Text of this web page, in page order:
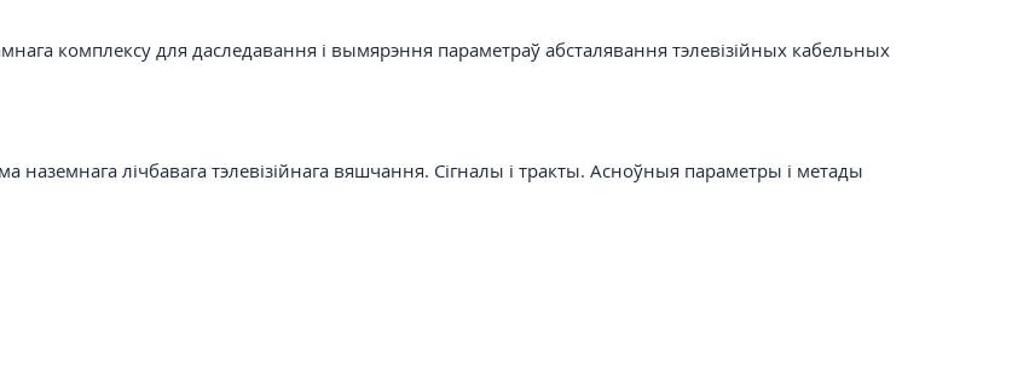
комплексу для даследавання і вымярэння параметраў абсталявання тэлевізійных кабельных
наземнага лічбавага тэлевізійнага вяшчання. Сігналы і тракты. Асноўныя параметры і метады